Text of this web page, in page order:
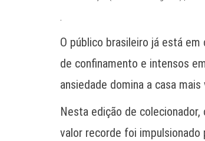
.
O público brasileiro já está
de confinamento e intensos
ansiedade domina a casa
Nesta edição de
valor recorde foi